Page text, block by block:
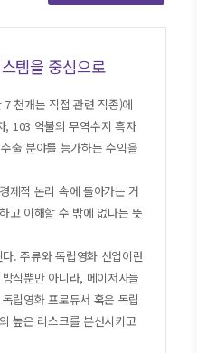
템을 중심으로
천개는 직접 관련 직종)에
, 103 억불의 무역수지 흑자
출 분야를 능가하는 수익을
제적 논리 속에 돌아가는 거
고 이해할 수 밖에 없다는 뜻
. 주류와 독립영화 산업이란
식뿐만 아니라, 메이저사들
립영화 프로듀서 혹은 독립
높은 리스크를 분산시키고